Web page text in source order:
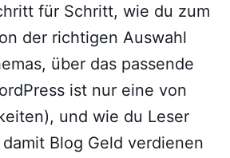
für Schritt, wie du zum
der richtigen Auswahl
über das passende
ist nur eine von
und wie du Leser
Blog Geld verdienen